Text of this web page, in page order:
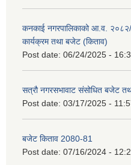
कनकाई नगरपालिकाको आ.व.
कार्यक्रम तथा बजेट (किताव)
Post date: 06/24/2025 -
सत्रौ नगरसभावाट संसोधित बजेट
Post date: 03/17/2025 -
बजेट किताव 2080-81
Post date: 07/16/2024 -